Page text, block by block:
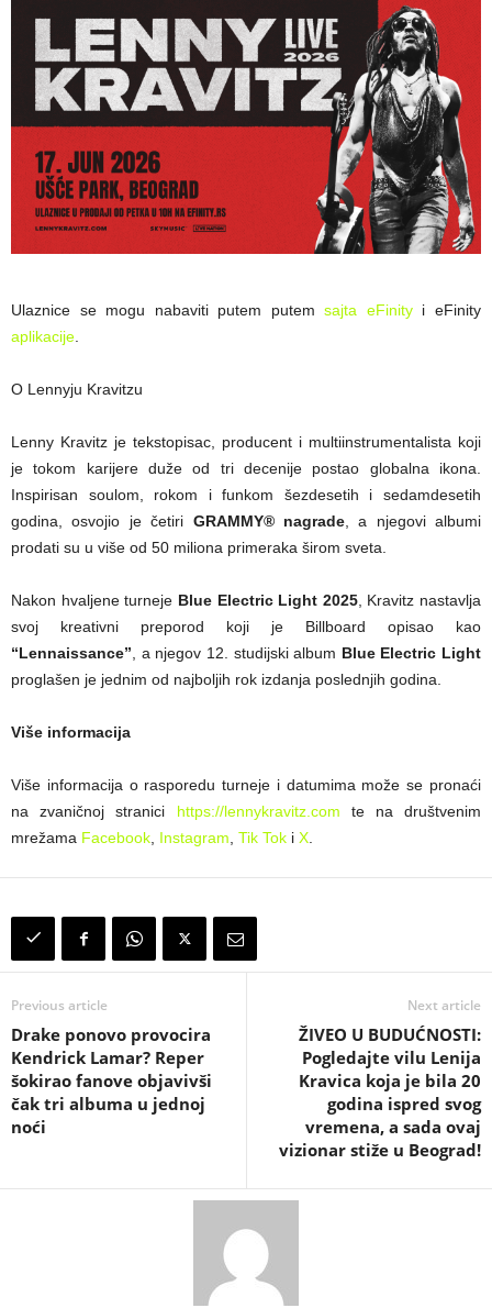
Ulaznice se mogu nabaviti putem putemsajta eFinityi eFinity
aplikacije
O Lennyju Kravitzu
Lenny Kravitz je tekstopisac, producent i multiinstrumentalista koji
je tokom karijere duže od tri decenije postao globalna ikona.
Inspirisan soulom, rokom i funkom šezdesetih i sedamdesetih
godina, osvojio je četiri GRAMMY® nagrade, a njegovi albumi
prodati su u više od 50 miliona primeraka širom sveta.
Nakon hvaljene turneje Blue Electric Light 2025, Kravitz nastavlja
svoj kreativni preporod koji je Billboard opisao kao
“Lennaissance” , a njegov 12. studijski album Blue Electric Light
proglašen je jednim od najboljih rok izdanja poslednjih godina.
Više informacija
Više informacija o rasporedu turneje i datumima može se pronaći
na zvaničnoj stranici https://lennykravitz.com te na društvenim
mrežama Facebook Instagram Tik Tok i X
Previous article
Drake ponovo provocira
Kendrick Lamar? Reper
šokirao fanove objavivši
čak tri albuma u jednoj
noći
Next article
ŽIVEO U BUDUĆNOSTI:
Pogledajte vilu Lenija
Kravica koja je bila 20
godina ispred svog
vremena, a sada ovaj
vizionar stiže u Beograd!